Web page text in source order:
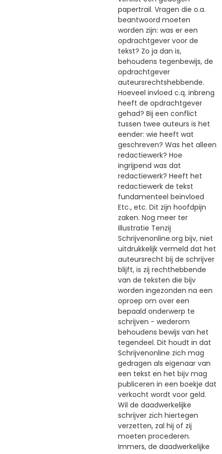
papertrail. Vragen die o.a.
beantwoord moeten
worden zijn: was er een
opdrachtgever voor de
tekst? Zo ja dan is,
behoudens tegenbewijs, de
opdrachtgever
auteursrechtshebbende.
Hoeveel invloed c.q. inbreng
heeft de opdrachtgever
gehad? Bij een conflict
tussen twee auteurs is het
eender: wie heeft wat
geschreven? Was het alleen
redactiewerk? Hoe
ingrijpend was dat
redactiewerk? Heeft het
redactiewerk de tekst
fundamenteel beïnvloed
Etc., etc. Dit zijn hoofdpijn
zaken. Nog meer ter
illustratie Tenzij
Schrijvenonline.org bijv, niet
uitdrukkelijk vermeld dat het
auteursrecht bij de schrijver
blijft, is zij rechthebbende
van de teksten die bijv
worden ingezonden na een
oproep om over een
bepaald onderwerp te
schrijven - wederom
behoudens bewijs van het
tegendeel. Dit houdt in dat
Schrijvenonline zich mag
gedragen als eigenaar van
een tekst en het bijv mag
publiceren in een boekje dat
verkocht wordt voor geld.
Wil de daadwerkelijke
schrijver zich hiertegen
verzetten, zal hij of zij
moeten procederen.
Immers, de daadwerkelijke